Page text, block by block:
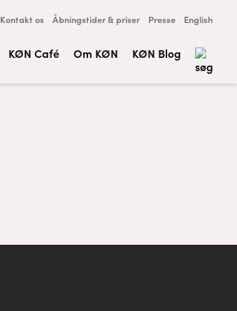
Kontakt os Åbningstider & priser Presse English
KØN Café Om KØN KØN Blog